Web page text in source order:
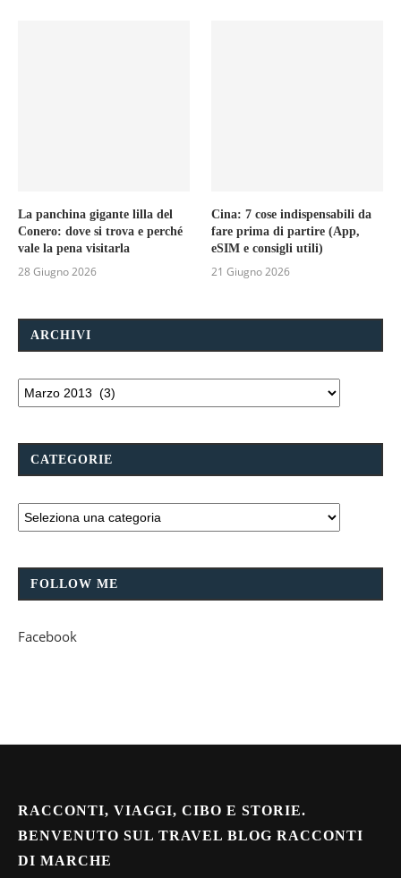
La panchina gigante lilla del
Conero: dove si trova e perché
vale la pena visitarla
28 Giugno 2026
Cina: 7 cose indispensabili da
fare prima di partire (App,
eSIM e consigli utili)
21 Giugno 2026
ARCHIVI
CATEGORIE
FOLLOW ME
Facebook
RACCONTI, VIAGGI, CIBO E STORIE.
BENVENUTO SUL TRAVEL BLOG RACCONTI
DI MARCHE